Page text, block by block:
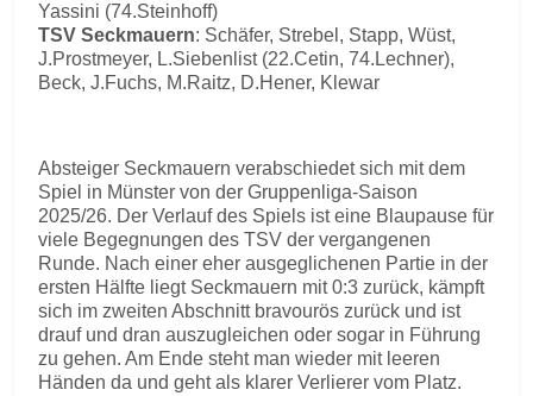
Yassini (74.Steinhoff)
TSV Seckmauern: Schäfer, Strebel, Stapp, Wüst,
J.Prostmeyer, L.Siebenlist (22.Cetin, 74.Lechner),
Beck, J.Fuchs, M.Raitz, D.Hener, Klewar
Absteiger Seckmauern verabschiedet sich mit dem
Spiel in Münster von der Gruppenliga-Saison
2025/26. Der Verlauf des Spiels ist eine Blaupause für
viele Begegnungen des TSV der vergangenen
Runde. Nach einer eher ausgeglichenen Partie in der
ersten Hälfte liegt Seckmauern mit 0:3 zurück, kämpft
sich im zweiten Abschnitt bravourös zurück und ist
drauf und dran auszugleichen oder sogar in Führung
zu gehen. Am Ende steht man wieder mit leeren
Händen da und geht als klarer Verlierer vom Platz.